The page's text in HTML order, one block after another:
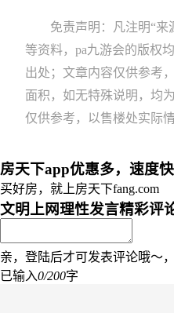
免责声明：凡注明“来
等资料，pa九游会的版权
出处；文章内容仅供参考
面积，如无特殊说明，均
仅供参考，以售楼处实际情
房天下app优惠多，速度快
买好房，就上房天下fang.com
文明上网理性发言精彩评
亲，登陆后才可发表评论哦～，
已输入0/200字